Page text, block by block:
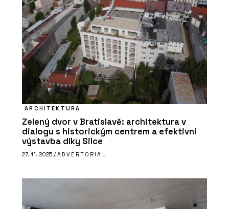
ARCHITEKTURA
Zelený dvor v Bratislavě: architektura v
dialogu s historickým centrem a efektivní
výstavba díky Silce
27. 11. 2025 / ADVERTORIAL